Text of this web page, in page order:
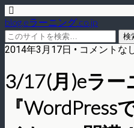
blog.eラーニング.co.jp
2014年3月17日 • コメントな
3/17(月)eラー
『WordPress